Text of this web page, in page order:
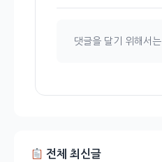
댓글을 달기 위해서는
전체 최신글